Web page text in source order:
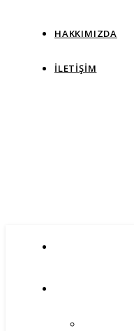
HAKKIMIZDA
İLETIŞIM